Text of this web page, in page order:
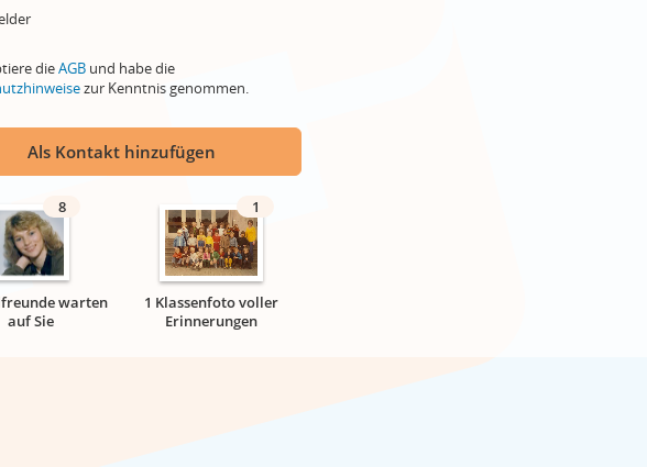
dieAGB und habe die
zur Kenntnis genommen.
Als Kontakt hinzufügen
8
warten
auf Sie
1
1 Klassenfoto voller
Erinnerungen